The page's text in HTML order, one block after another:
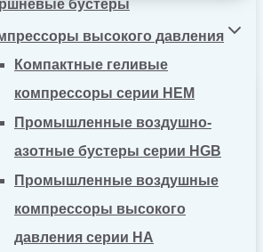
бустеры
высокого давления
Компактные геливые
компрессоры серии HEM
Промышленные воздушно-
азотные бустеры серии HGB
Промышленные воздушные
компрессоры высокого
давления серии HA